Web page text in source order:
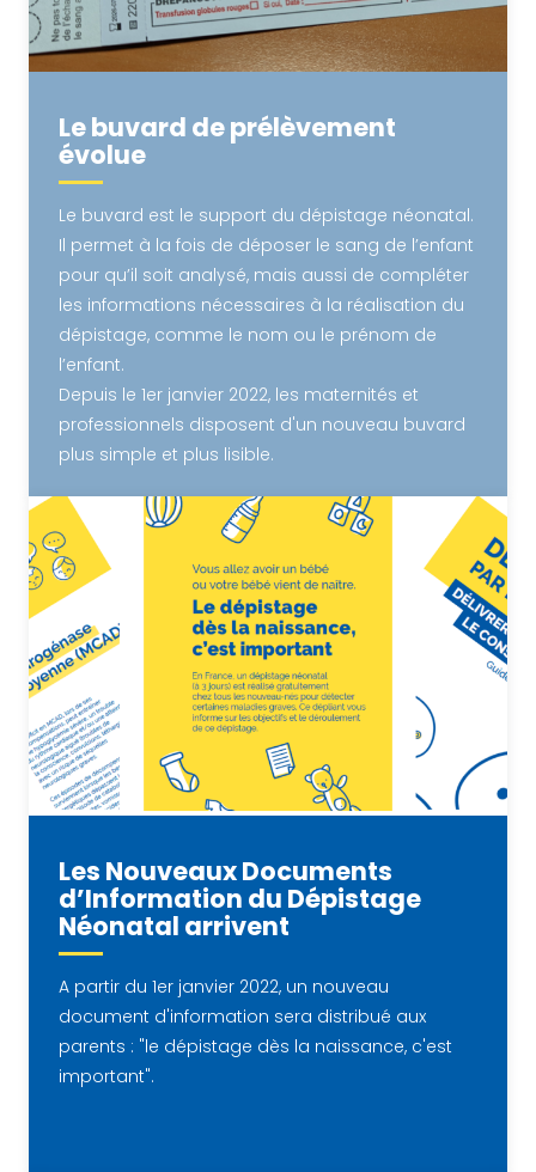
Le buvard de prélèvement
évolue
Le buvard est le support du dépistage néonatal.
Il permet à la fois de déposer le sang de l’enfant
pour qu’il soit analysé, mais aussi de compléter
les informations nécessaires à la réalisation du
dépistage, comme le nom ou le prénom de
l’enfant.
Depuis le 1er janvier 2022, les maternités et
professionnels disposent d'un nouveau buvard
plus simple et plus lisible.
Les Nouveaux Documents
d’Information du Dépistage
Néonatal arrivent
A partir du 1er janvier 2022, un nouveau
document d'information sera distribué aux
parents : "le dépistage dès la naissance, c'est
important".